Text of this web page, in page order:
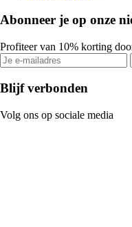
Abonneer je op onze
Profiteer van 10% korting
Blijf verbonden
Volg ons op sociale media